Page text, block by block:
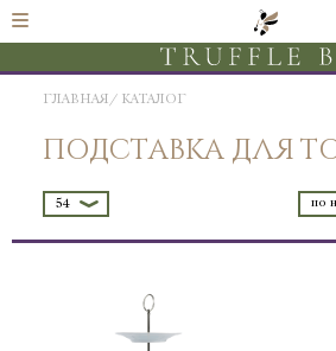
ГЛАВНАЯ КАТАЛОГ
ПОДСТАВКА ДЛЯ
54 по